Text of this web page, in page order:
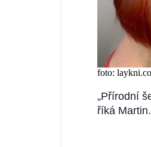
foto:
„Přírodní
říká Martin.